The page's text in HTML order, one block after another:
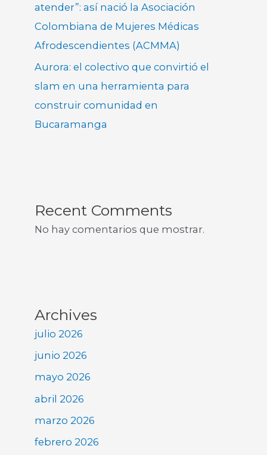
atender”: así nació la Asociación
Colombiana de Mujeres Médicas
Afrodescendientes (ACMMA)
Aurora: el colectivo que convirtió el
slam en una herramienta para
construir comunidad en
Bucaramanga
Recent Comments
No hay comentarios que mostrar.
Archives
julio 2026
junio 2026
mayo 2026
abril 2026
marzo 2026
febrero 2026